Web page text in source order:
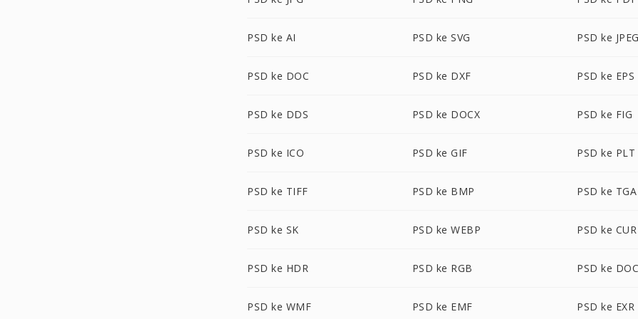
PSD ke AI PSD ke SVG PSD ke
PSD ke DOC PSD ke DXF PSD ke EPS
PSD ke DDS PSD ke DOCX PSD ke FIG
PSD ke ICO PSD ke GIF PSD ke PLT
PSD ke TIFF PSD ke BMP PSD ke TGA
PSD ke SK PSD ke WEBP PSD ke CUR
PSD ke HDR PSD ke RGB PSD ke
PSD ke WMF PSD ke EMF PSD ke EXR